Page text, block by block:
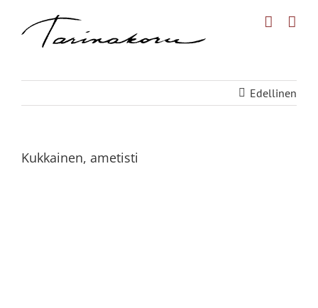
Edellinen
Kukkainen, ametisti